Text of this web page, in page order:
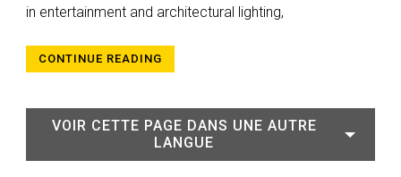
in entertainment and architectural lighting,
CONTINUE READING
VOIR CETTE PAGE DANS UNE AUTRE
LANGUE